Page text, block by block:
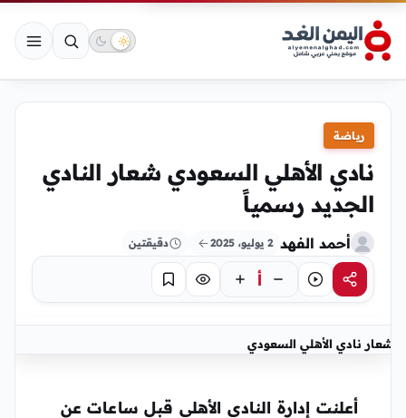
رياضة
نادي الأهلي السعودي شعار النادي
الجديد رسمياً
أحمد الفهد 2 يوليو، 2025 دقيقتين
مشاركةاستماع أ تركيز حفظ
شعار نادي الأهلي السعودي
أعلنت إدارة النادي الأهلي قبل ساعات عن